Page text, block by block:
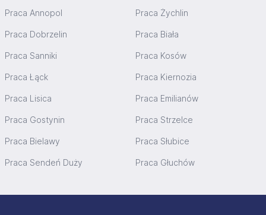
Praca Annopol Praca Żychlin
Praca Dobrzelin Praca Biała
Praca Sanniki Praca Kosów
Praca Łąck Praca Kiernozia
Praca Lisica Praca Emilianów
Praca Gostynin Praca Strzelce
Praca Bielawy Praca Słubice
Praca Sendeń Duży Praca Głuchów